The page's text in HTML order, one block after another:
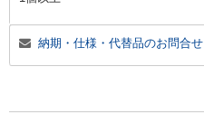
納期・仕様・代替品のお問合せ